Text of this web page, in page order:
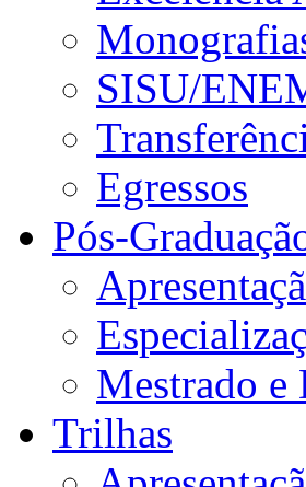
SISU/
Egressos
Pós-
Mestrado e
Trilhas